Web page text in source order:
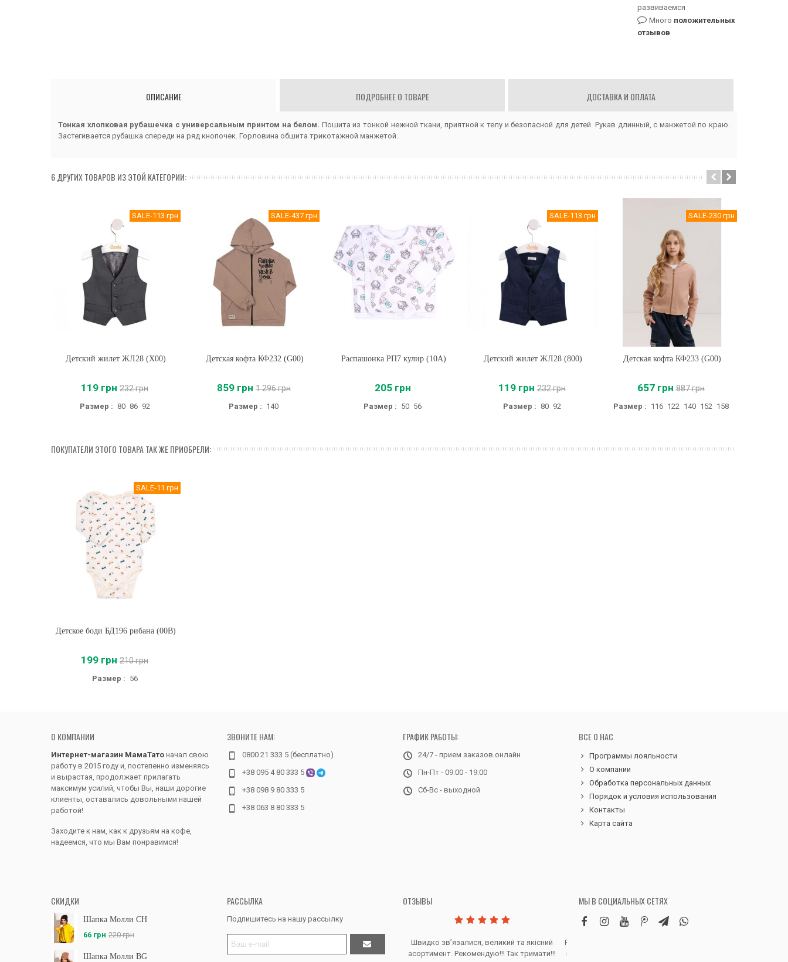
развиваемся
Много положительных
отзывов
ОПИСАНИЕ ПОДРОБНЕЕ О ТОВАРЕ ДОСТАВКА И ОПЛАТА
Тонкая хлопковая рубашечка с универсальным принтом на белом. Пошита из тонкой нежной ткани, приятной к телу и безопасной для детей. Рукав длинный, с манжетой по краю.
Застегивается рубашка спереди на ряд кнопочек. Горловина обшита трикотажной манжетой.
6 ДРУГИХ ТОВАРОВ ИЗ ЭТОЙ КАТЕГОРИИ:
SALE-113 грн
Купить
Детский жилет ЖЛ28 (X00)
119 грн 232 грн
Размер : 80 86 92
SALE-437 грн
Купить
Детская кофта КФ232 (G00)
859 грн 1 296 грн
Размер : 140
Купить
Распашонка РП7 кулир (10А)
205 грн
Размер : 50 56
SALE-113 грн
Купить
Детский жилет ЖЛ28 (800)
119 грн 232 грн
Размер : 80 92
SALE-230 грн
Купить
Детская кофта КФ233 (G00)
657 грн 887 грн
Размер : 116 122 140 152 158
ПОКУПАТЕЛИ ЭТОГО ТОВАРА ТАК ЖЕ ПРИОБРЕЛИ:
SALE-11 грн
Купить
Детское боди БД196 рибана (00B)
199 грн 210 грн
Размер : 56
О КОМПАНИИ
Интернет-магазин МамаТато начал свою
работу в 2015 году и, постепенно изменяясь
и вырастая, продолжает прилагать
максимум усилий, чтобы Вы, наши дорогие
клиенты, оставались довольными нашей
работой!
Заходите к нам, как к друзьям на кофе,
надеемся, что мы Вам понравимся!
ЗВОНИТЕ НАМ:
0800 21 333 5 (бесплатно)
+38 095 4 80 333 5
+38 098 9 80 333 5
+38 063 8 80 333 5
ГРАФИК РАБОТЫ:
24/7 - прием заказов онлайн
Пн-Пт - 09:00 - 19:00
Сб-Вс - выходной
ВСЕ О НАС
Программы лояльности
О компании
Обработка персональных данных
Порядок и условия использования
Контакты
Карта сайта
СКИДКИ
Шапка Молли CH
66 грн 220 грн
Шапка Молли BG
РАССЫЛКА
Подпишитесь на нашу рассылку
ОТЗЫВЫ
Дякую за все, продавець супер.
Швидко звʼязалися, великий та якісний
асортимент. Рекомендую!!! Так тримати!!!
Робила замовлення дитячих вельветових
штанів. Дуже вдячна магазину, доставка
МЫ В СОЦИАЛЬНЫХ СЕТЯХ